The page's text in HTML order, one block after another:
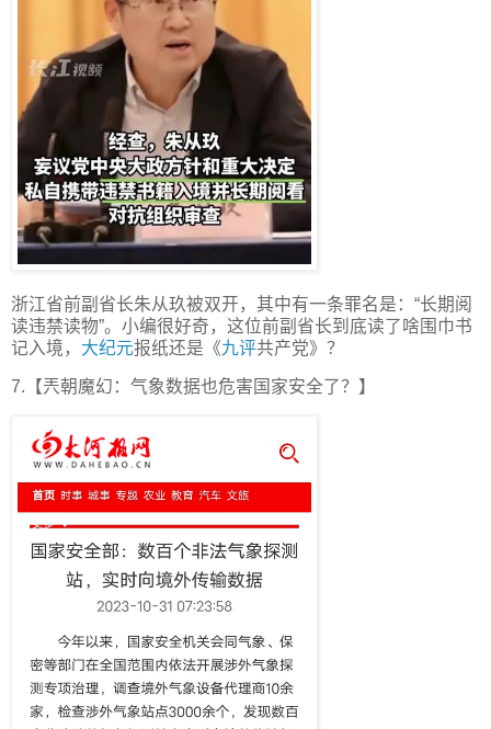
浙江省前副省长朱从玖被双开，其中有一条罪名是：“长期阅
读违禁读物”。小编很好奇，这位前副省长到底读了啥围巾书
记入境， 大纪元报纸还是《九评共产党》？
7.【兲朝魔幻：气象数据也危害国家安全了？】